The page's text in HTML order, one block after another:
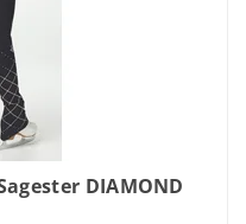
DIAMOND